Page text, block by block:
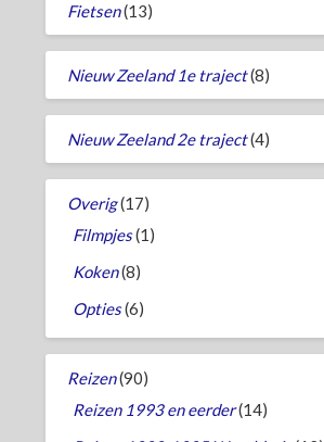
Fietsen(13)
Nieuw Zeeland 1e traject(8)
Nieuw Zeeland 2e traject(4)
Overig(17)
Filmpjes(1)
Koken(8)
Opties(6)
Reizen(90)
Reizen 1993 en eerder(14)